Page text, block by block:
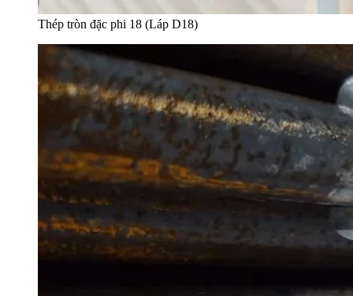
Thép tròn đặc phi 18 (Láp D18)